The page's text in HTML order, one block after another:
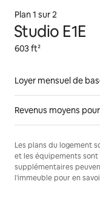
Plan 1 sur 2
Studio E1E
603 ft²
Loyer mensuel de
Revenus moyens
Les plans du logement
et les équipements
supplémentaires
l'immeuble pour en